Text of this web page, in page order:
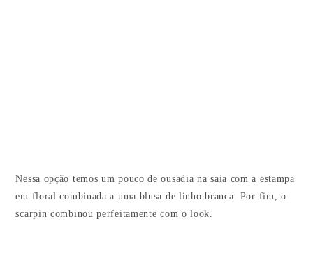
Nessa opção temos um pouco de ousadia na saia com a estampa
em floral combinada a uma blusa de linho branca. Por fim, o
scarpin combinou perfeitamente com o look.